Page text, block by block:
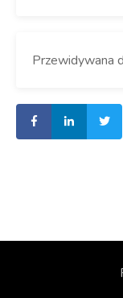
Przewidywana